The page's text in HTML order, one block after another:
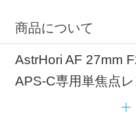
商品について
AstrHori AF 27mm
APS-C専用単焦点レ